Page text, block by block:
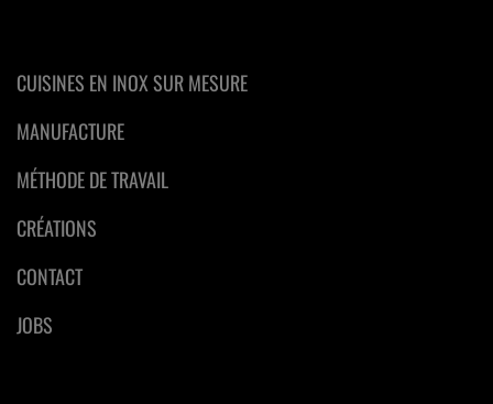
CUISINES EN INOX SUR MESURE
MANUFACTURE
MÉTHODE DE TRAVAIL
CRÉATIONS
CONTACT
JOBS